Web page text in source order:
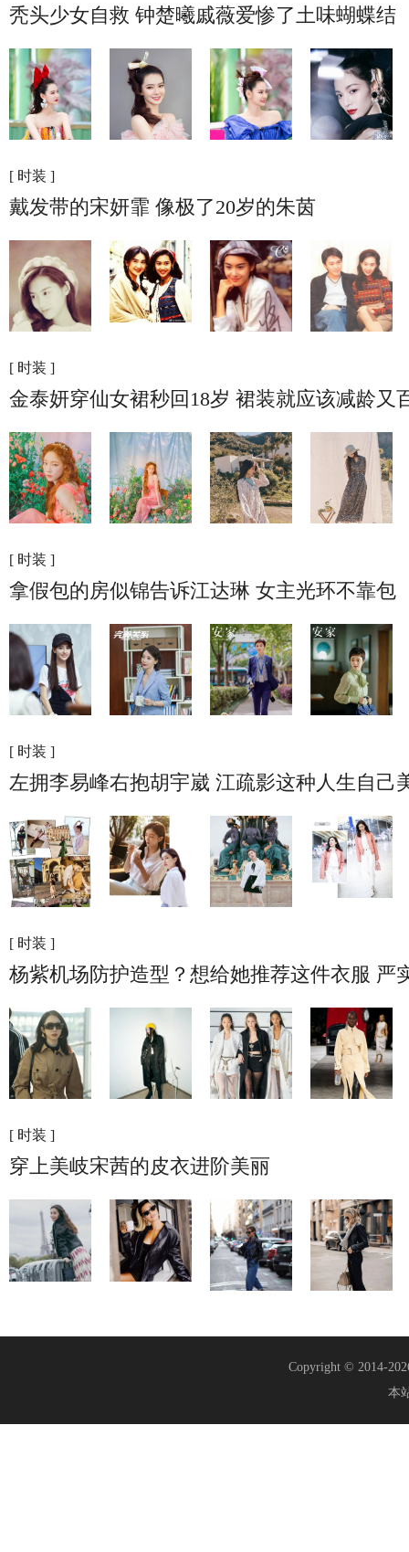
秃头少女自救 钟楚曦戚薇爱惨了土味蝴蝶结
[ 时装 ]
戴发带的宋妍霏 像极了20岁的朱茵
[ 时装 ]
金泰妍穿仙女裙秒回18岁 裙装就应该减龄又
[ 时装 ]
拿假包的房似锦告诉江达琳 女主光环不靠包
[ 时装 ]
左拥李易峰右抱胡宇崴 江疏影这种人生自己
[ 时装 ]
杨紫机场防护造型？想给她推荐这件衣服 严
[ 时装 ]
穿上美岐宋茜的皮衣进阶美丽
Copyright © 2014-
本